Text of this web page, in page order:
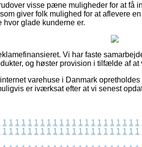
visse pæne muligheder for at få
giver folk mulighed for at aflevere
hvor glade kunderne er.
Vi har faste
og høster provision i tilfælde af
varehuse i Danmark
er iværksat efter at vi senest
1 1 1 1 1 1 1 1 1 1 1 1 1 1 1 1 1 1 1 1 1 1
1 1 1 1 1 1 1 1 1 1 1 1 1 1 1 1 1 1 1 1 1 1